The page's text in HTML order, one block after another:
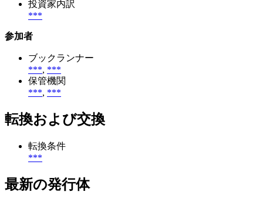
投資家内訳
***
参加者
ブックランナー
***, ***
保管機関
***, ***
転換および交換
転換条件
***
最新の発行体